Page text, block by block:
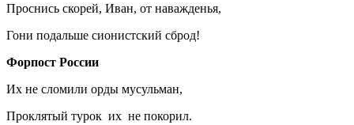
Проснись скорей, Иван, от наважденья,
Гони подальше сионистский сброд!
Форпост России
Их не сломили орды мусульман,
Проклятый турок их не покорил.